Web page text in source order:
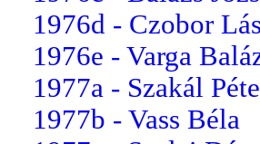
1976d - Czobor
1976e - Varga
1977a - Szakál
1977b - Vass Béla